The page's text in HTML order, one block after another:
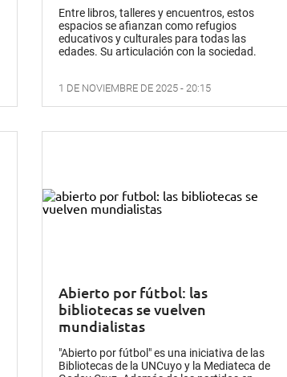
Entre libros, talleres y encuentros, estos
espacios se afianzan como refugios
educativos y culturales para todas las
edades. Su articulación con la sociedad.
1 DE NOVIEMBRE DE 2025 - 20:15
Abierto por fútbol: las
bibliotecas se vuelven
mundialistas
"Abierto por fútbol" es una iniciativa de las
Bibliotecas de la UNCuyo y la Mediateca de